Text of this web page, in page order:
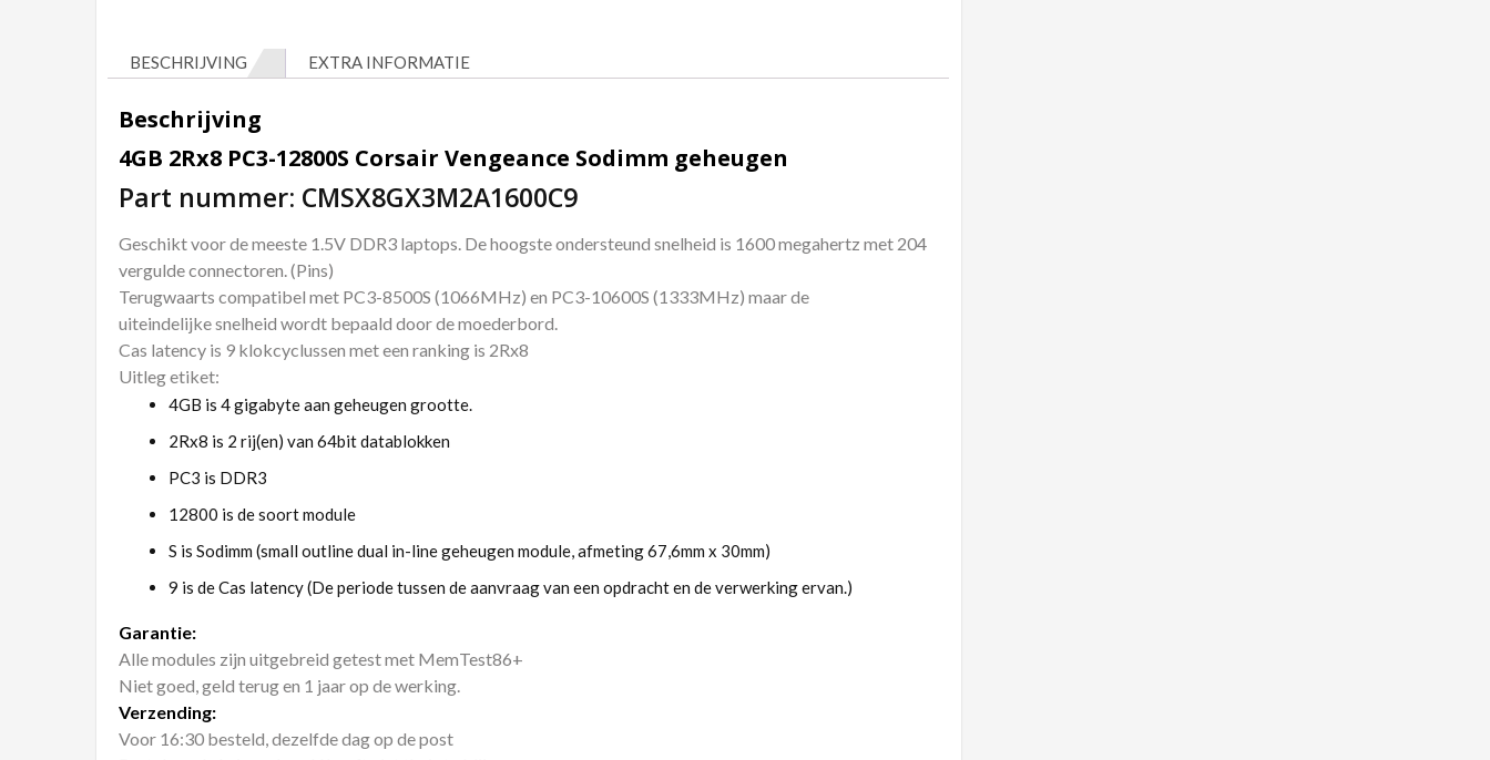
BESCHRIJVING EXTRA INFORMATIE
Beschrijving
4GB 2Rx8 PC3-12800S Corsair Vengeance Sodimm geheugen
Part nummer: CMSX8GX3M2A1600C9
Geschikt voor de meeste 1.5V DDR3 laptops. De hoogste ondersteund snelheid is 1600 megahertz met 204
vergulde connectoren. (Pins)
Terugwaarts compatibel met PC3-8500S (1066MHz) en PC3-10600S (1333MHz) maar de
uiteindelijke snelheid wordt bepaald door de moederbord.
Cas latency is 9 klokcyclussen met een ranking is 2Rx8
Uitleg etiket:
4GB is 4 gigabyte aan geheugen grootte.
2Rx8 is 2 rij(en) van 64bit datablokken
PC3 is DDR3
12800 is de soort module
S is Sodimm (small outline dual in-line geheugen module, afmeting 67,6mm x 30mm)
9 is de Cas latency (De periode tussen de aanvraag van een opdracht en de verwerking ervan.)
Garantie:
Alle modules zijn uitgebreid getest met MemTest86+
Niet goed, geld terug en 1 jaar op de werking.
Verzending:
Voor 16:30 besteld, dezelfde dag op de post